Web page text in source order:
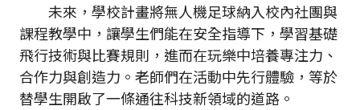
未來，學校計畫將無人機足球納入校內社團與
課程教學中，讓學生們能在安全指導下，學習基礎
飛行技術與比賽規則，進而在玩樂中培養專注力、
合作力與創造力。老師們在活動中先行體驗，等於
替學生開啟了一條通往科技新領域的道路。